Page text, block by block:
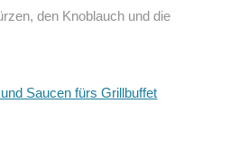
den Knoblauch und die
Saucen fürs Grillbuffet